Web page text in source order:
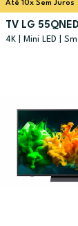
Até 10x Sem Juros
TV LG
4K | Mini LED |